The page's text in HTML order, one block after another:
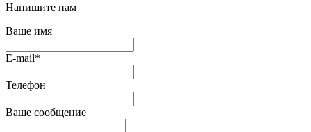
Напишите нам
Ваше имя
E-mail*
Телефон
Ваше сообщение